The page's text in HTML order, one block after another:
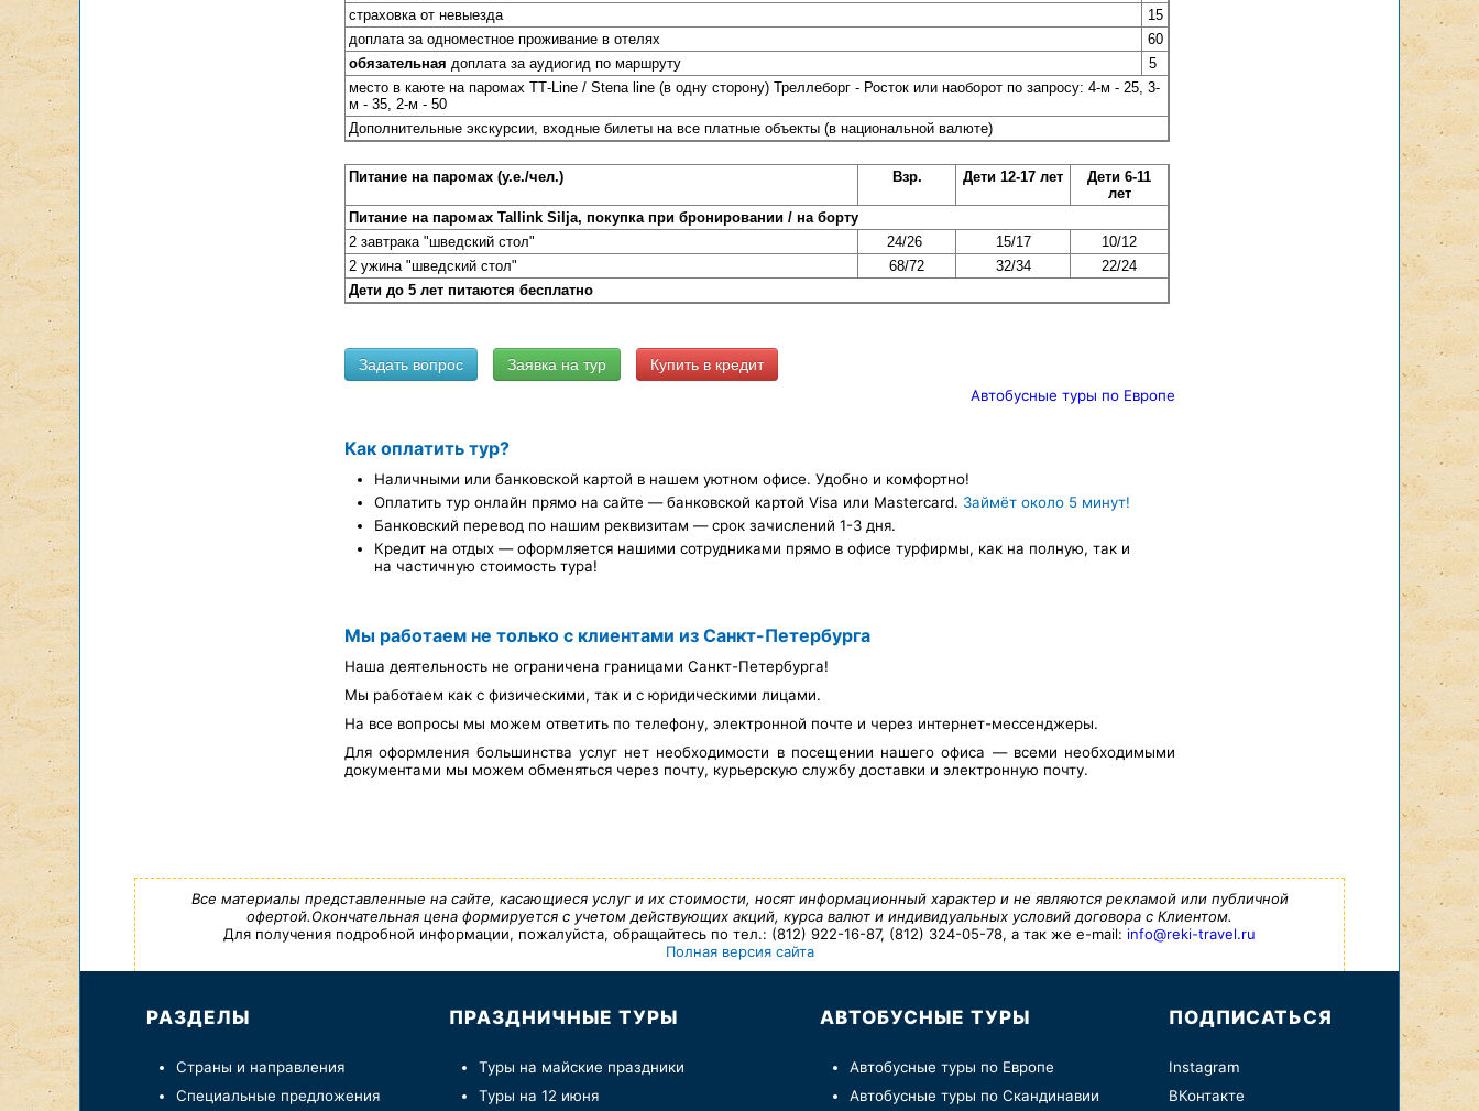
страховка от невыезда
15
доплата за одноместное проживание в отелях
60
обязательная доплата за аудиогид по маршруту
5
место в каюте на паромах ТТ-Line / Stena line (в одну сторону) Треллеборг - Росток или наоборот по запросу: 4-м - 25, 3-
м - 35, 2-м - 50
Дополнительные экскурсии, входные билеты на все платные объекты (в национальной валюте)
Питание на паромах (у.е./чел.) Взр. Дети 12-17 лет
Дети 6-11
лет
Питание на паромах Tallink Silja, покупка при бронировании / на борту
2 завтрака "шведский стол"
24/26 15/17
10/12
2 ужина "шведский стол"
68/72 32/34
22/24
Дети до 5 лет питаются бесплатно
Купить в кредит
Автобусные туры по Европе
Как оплатить тур?
Наличными или банковской картой в нашем уютном офисе. Удобно и комфортно!
Оплатить тур онлайн прямо на сайте — банковской картой Visa или Mastercard. Займёт около 5 минут!
Банковский перевод по нашим реквизитам — срок зачислений 1-3 дня.
Кредит на отдых — оформляется нашими сотрудниками прямо в офисе турфирмы, как на полную, так и
на частичную стоимость тура!
Мы работаем не только с клиентами из Санкт-Петербурга
Наша деятельность не ограничена границами Санкт-Петербурга!
Мы работаем как с физическими, так и с юридическими лицами.
На все вопросы мы можем ответить по телефону, электронной почте и через интернет-мессенджеры.
Для оформления большинства услуг нет необходимости в посещении нашего офиса — всеми необходимыми
документами мы можем обменяться через почту, курьерскую службу доставки и электронную почту.
Все материалы представленные на сайте, касающиеся услуг и их стоимости, носят информационный характер и не являются рекламой или публичной
офертой.Окончательная цена формируется с учетом действующих акций, курса валют и индивидуальных условий договора с Клиентом.
Для получения подробной информации, пожалуйста, обращайтесь по тел.: (812) 922-16-87, (812) 324-05-78, а так же e-mail: info@reki-travel.ru
Полная версия сайта
РАЗДЕЛЫ
Страны и направления
Специальные предложения
ПРАЗДНИЧНЫЕ ТУРЫ
Туры на майские праздники
Туры на 12 июня
АВТОБУСНЫЕ ТУРЫ
Автобусные туры по Европе
Автобусные туры по Скандинавии
ПОДПИСАТЬСЯ
Instagram
ВКонтакте